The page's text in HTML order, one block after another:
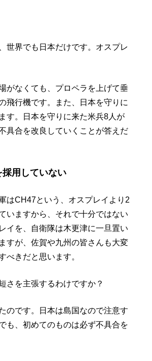
世界でも日本だけです。オスプレ
がなくても、プロペラを上げて垂
飛行機です。また、日本を守りに
す。日本を守りに来た米兵8人が
具合を改良していくことが答えだ
用していない
はCH47という、オスプレイより2
いますから、それで十分ではない
イを、自衛隊は木更津に一旦置い
すが、佐賀や九州の皆さんも大変
べきだと思います。
さを主張するわけですか？
のです。日本は島国なので注意す
も、初めてのものは必ず不具合を